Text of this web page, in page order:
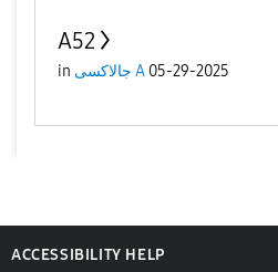
A52
in جالاكسى A 05-29-2025
ACCESSIBILITY HELP